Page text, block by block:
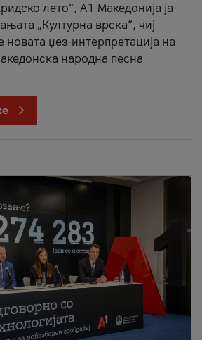
лето“, А1 Македонија ја
„Културна врска“, чиј
новата џез-интерпретација на
народна песна